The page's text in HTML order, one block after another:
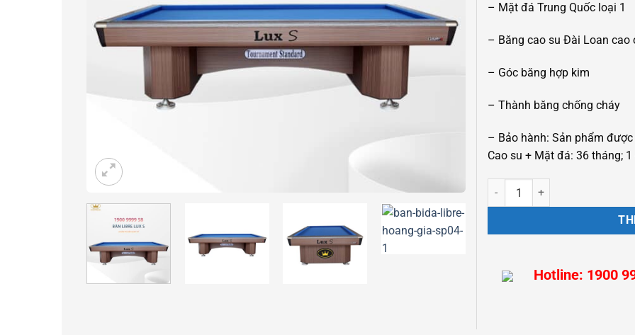
– Mặt đá Trung Quốc loại 1
– Băng cao su Đài Loan cao
– Góc băng hợp kim
– Thành băng chống cháy
– Bảo hành: Sản phẩm
Cao su + Mặt đá: 36 tháng;
BÀN BIDA LIBRE LUX S SP04 số
Hotline: 1900